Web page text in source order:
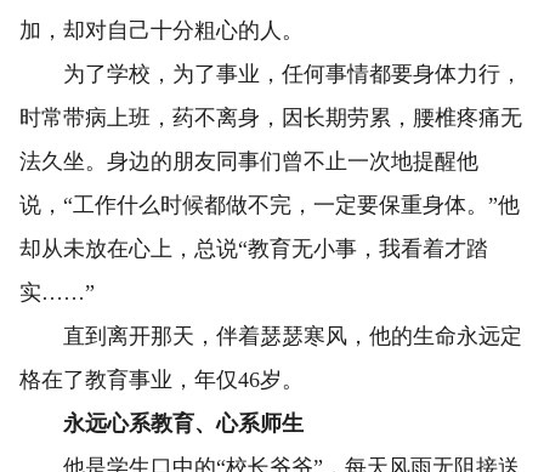
加，却对自己十分粗心的人。
为了学校，为了事业，任何事情都要身体力行，
时常带病上班，药不离身，因长期劳累，腰椎疼痛无
法久坐。身边的朋友同事们曾不止一次地提醒他
说，“工作什么时候都做不完，一定要保重身体。”他
却从未放在心上，总说“教育无小事，我看着才踏
实……”
直到离开那天，伴着瑟瑟寒风，他的生命永远定
格在了教育事业，年仅46岁。
永远心系教育、心系师生
他是学生口中的“校长爷爷”，每天风雨无阻接送